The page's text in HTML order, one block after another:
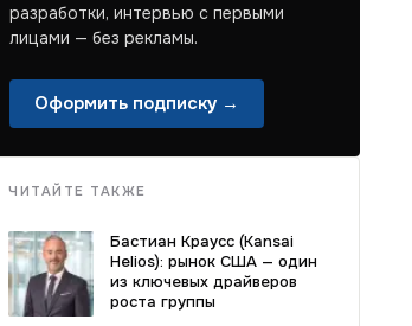
разработки, интервью с первыми
лицами — без рекламы.
Оформить подписку →
ЧИТАЙТЕ ТАКЖЕ
Бастиан Краусс (Kansai
Helios): рынок США — один
из ключевых драйверов
роста группы